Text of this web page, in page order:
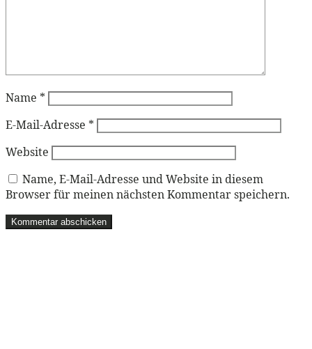
Name *
E-Mail-Adresse *
Website
Name, E-Mail-Adresse und Website in diesem
Browser für meinen nächsten Kommentar speichern.